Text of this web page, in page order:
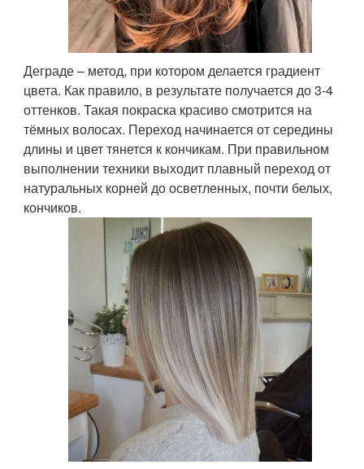
Деграде – метод, при котором делается градиент
цвета. Как правило, в результате получается до 3-4
оттенков. Такая покраска красиво смотрится на
тёмных волосах. Переход начинается от середины
длины и цвет тянется к кончикам. При правильном
выполнении техники выходит плавный переход от
натуральных корней до осветленных, почти белых,
кончиков.